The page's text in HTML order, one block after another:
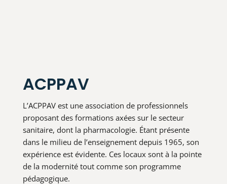
ACPPAV
L’ACPPAV est une association de professionnels
proposant des formations axées sur le secteur
sanitaire, dont la pharmacologie. Étant présente
dans le milieu de l’enseignement depuis 1965, son
expérience est évidente. Ces locaux sont à la pointe
de la modernité tout comme son programme
pédagogique.